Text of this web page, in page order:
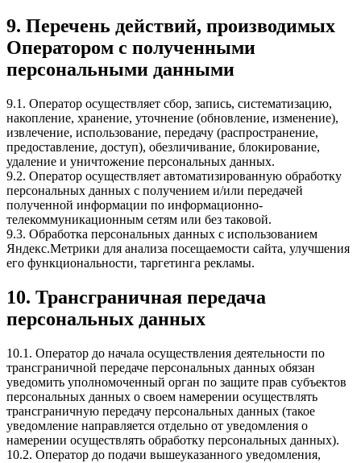
9. Перечень действий, производимых
Оператором с полученными
персональными данными
9.1. Оператор осуществляет сбор, запись, систематизацию,
накопление, хранение, уточнение (обновление, изменение),
извлечение, использование, передачу (распространение,
предоставление, доступ), обезличивание, блокирование,
удаление и уничтожение персональных данных.
9.2. Оператор осуществляет автоматизированную обработку
персональных данных с получением и/или передачей
полученной информации по информационно-
телекоммуникационным сетям или без таковой.
9.3. Обработка персональных данных с использованием
Яндекс.Метрики для анализа посещаемости сайта, улучшения
его функциональности, таргетинга рекламы.
10. Трансграничная передача
персональных данных
10.1. Оператор до начала осуществления деятельности по
трансграничной передаче персональных данных обязан
уведомить уполномоченный орган по защите прав субъектов
персональных данных о своем намерении осуществлять
трансграничную передачу персональных данных (такое
уведомление направляется отдельно от уведомления о
намерении осуществлять обработку персональных данных).
10.2. Оператор до подачи вышеуказанного уведомления,